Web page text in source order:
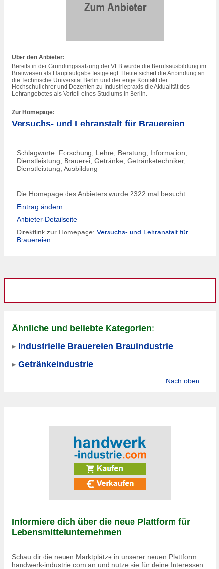
Über den Anbieter:
Bereits in der Gründungssatzung der VLB wurde die Berufsausbildung im
Brauwesen als Hauptaufgabe festgelegt. Heute sichert die Anbindung an
die Technische Universität Berlin und der enge Kontakt der
Hochschullehrer und Dozenten zu Industriepraxis die Aktualität des
Lehrangebotes als Vorteil eines Studiums in Berlin.
Zur Homepage:
Versuchs- und Lehranstalt für Brauereien
Schlagworte: Forschung, Lehre, Beratung, Information,
Dienstleistung, Brauerei, Getränke, Getränketechniker,
Dienstleistung, Ausbildung
Die Homepage des Anbieters wurde 2322 mal besucht.
Eintrag ändern
Anbieter-Detailseite
Direktlink zur Homepage: Versuchs- und Lehranstalt für
Brauereien
Ähnliche und beliebte Kategorien:
Industrielle Brauereien Brauindustrie
Getränkeindustrie
Nach oben
Informiere dich über die neue Plattform für
Lebensmittelunternehmen
Schau dir die neuen Marktplätze in unserer neuen Plattform
handwerk-industrie.com an und nutze sie für deine Interessen.